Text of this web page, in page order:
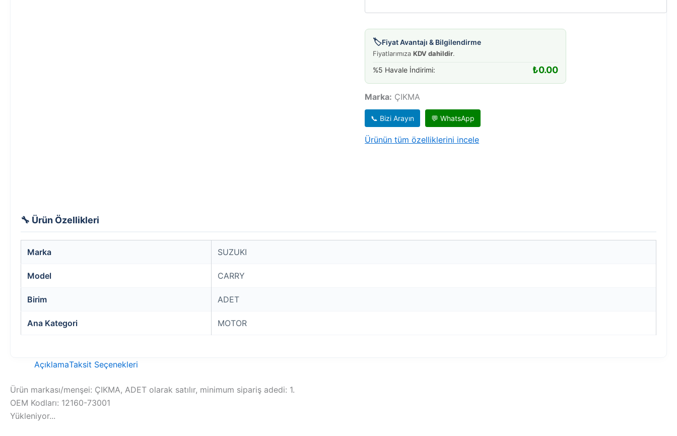
🏷️Fiyat Avantajı & Bilgilendirme
FiyatlarımızaKDV dahildir.
%5 Havale İndirimi: ₺0.00
Marka: ÇIKMA
📞 Bizi Arayın 💬 WhatsApp
Ürünün tüm özelliklerini incele
🔧 Ürün Özellikleri
Marka SUZUKI
Model CARRY
Birim ADET
Ana Kategori MOTOR
AçıklamaTaksit Seçenekleri
Ürün markası/menşei: ÇIKMA, ADET olarak satılır, minimum sipariş adedi: 1.
OEM Kodları: 12160-73001
Yükleniyor...